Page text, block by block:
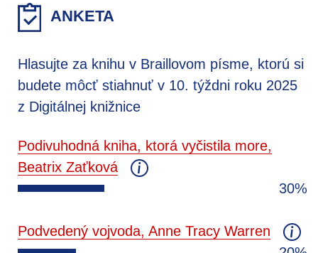
ANKETA
Hlasujte za knihu v Braillovom písme, ktorú si
budete môcť stiahnuť v 10. týždni roku 2025
z Digitálnej knižnice
Podivuhodná kniha, ktorá vyčistila more,
Beatrix Zaťková
30%
Podvedený vojvoda, Anne Tracy Warren